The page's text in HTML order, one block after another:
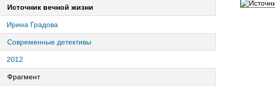
Источник вечной жизни
Ирина Градова
Современные детективы
2012
Фрагмент